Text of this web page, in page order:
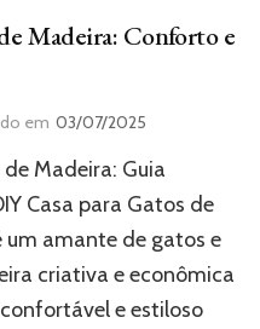
Madeira: Conforto e
em 03/07/2025
Madeira: Guia
Casa para Gatos de
um amante de gatos e
criativa e econômica
e estiloso